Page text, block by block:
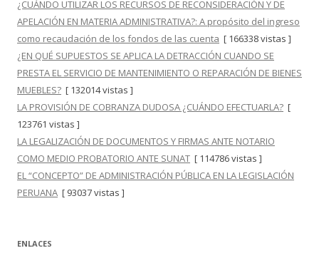
¿CUÁNDO UTILIZAR LOS RECURSOS DE RECONSIDERACIÓN Y DE
APELACIÓN EN MATERIA ADMINISTRATIVA?: A propósito del ingreso
como recaudación de los fondos de las cuenta [ 166338 vistas ]
¿EN QUÉ SUPUESTOS SE APLICA LA DETRACCIÓN CUANDO SE
PRESTA EL SERVICIO DE MANTENIMIENTO O REPARACIÓN DE BIENES
MUEBLES? [ 132014 vistas ]
LA PROVISIÓN DE COBRANZA DUDOSA ¿CUÁNDO EFECTUARLA? [
123761 vistas ]
LA LEGALIZACIÓN DE DOCUMENTOS Y FIRMAS ANTE NOTARIO
COMO MEDIO PROBATORIO ANTE SUNAT [ 114786 vistas ]
EL “CONCEPTO” DE ADMINISTRACIÓN PÚBLICA EN LA LEGISLACIÓN
PERUANA [ 93037 vistas ]
ENLACES